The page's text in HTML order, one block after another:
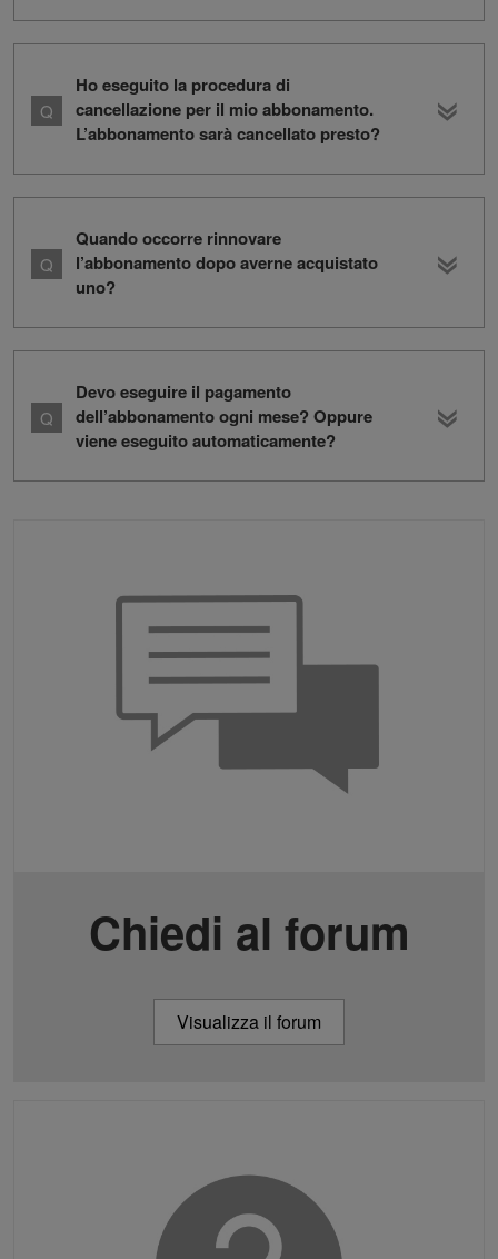
Ho eseguito la procedura di
cancellazione per il mio abbonamento.
L’abbonamento sarà cancellato presto?
Quando occorre rinnovare
l’abbonamento dopo averne acquistato
uno?
Devo eseguire il pagamento
dell’abbonamento ogni mese? Oppure
viene eseguito automaticamente?
Chiedi al forum
Visualizza il forum